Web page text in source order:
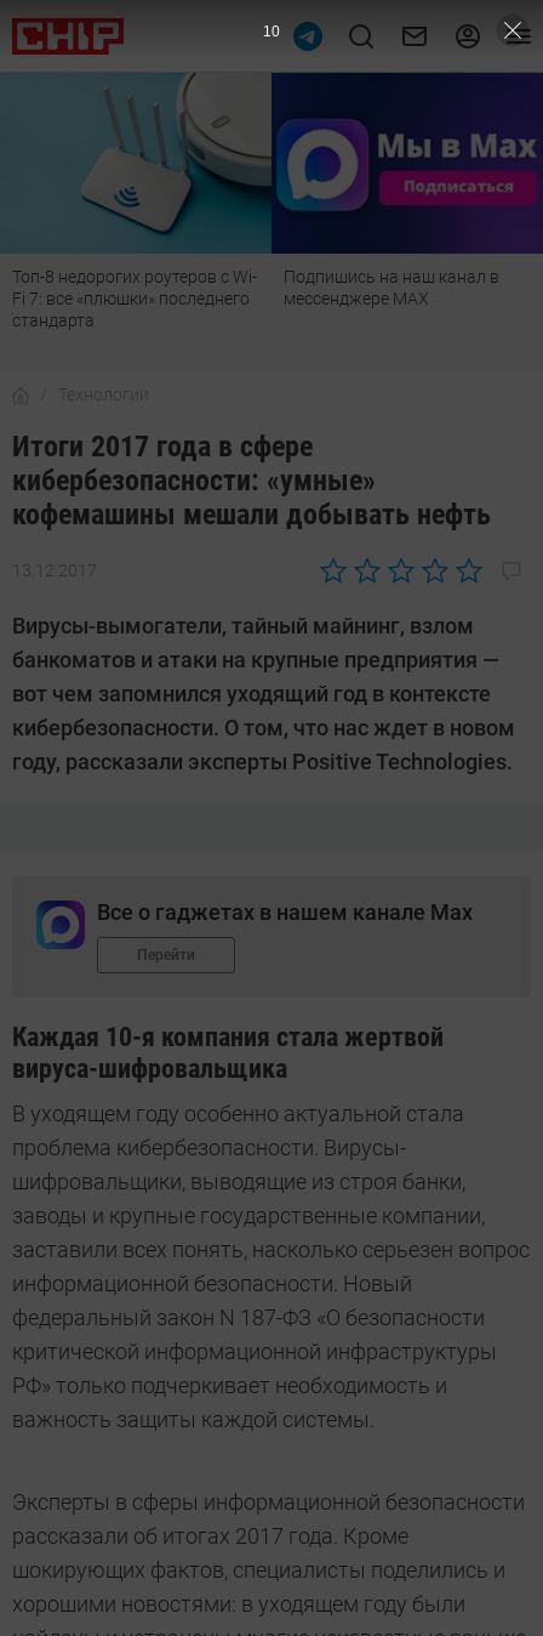
Топ-8 недорогих роутеров с Wi-
Fi 7: все «плюшки» последнего
стандарта
Подпишись на наш канал в
мессенджере МАХ
Технологии
Итоги 2017 года в сфере
кибербезопасности: «умные»
кофемашины мешали добывать нефть
13.12.2017
Автор:
Дмитриева
Вирусы-вымогатели, тайный майнинг, взлом
банкоматов и атаки на крупные предприятия —
вот чем запомнился уходящий год в контексте
кибербезопасности. О том, что нас ждет в новом
году, рассказали эксперты Positive Technologies.
Все о гаджетах в нашем канале Max
Перейти
Каждая 10-я компания стала жертвой
вируса-шифровальщика
В уходящем году особенно актуальной стала
проблема кибербезопасности. Вирусы-
шифровальщики, выводящие из строя банки,
заводы и крупные государственные компании,
заставили всех понять, насколько серьезен вопрос
информационной безопасности. Новый
федеральный закон N 187-ФЗ «О безопасности
критической информационной инфраструктуры
РФ» только подчеркивает необходимость и
важность защиты каждой системы.
Эксперты в сферы информационной безопасности
рассказали об итогах 2017 года. Кроме
шокирующих фактов, специалисты поделились и
хорошими новостями: в уходящем году были
9